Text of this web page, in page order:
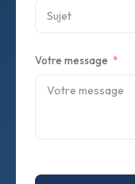
Votre message